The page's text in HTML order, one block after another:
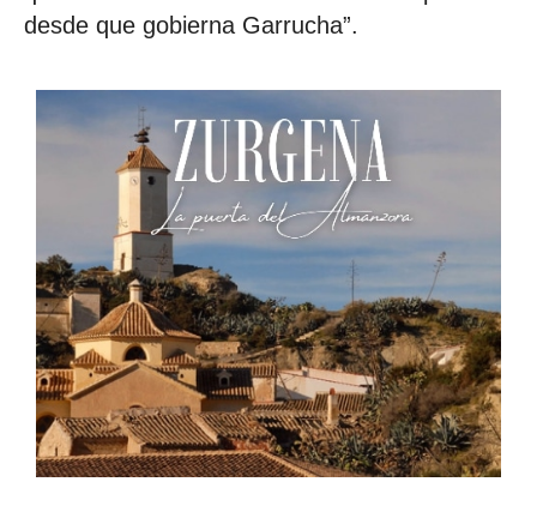
desde que gobierna Garrucha”.